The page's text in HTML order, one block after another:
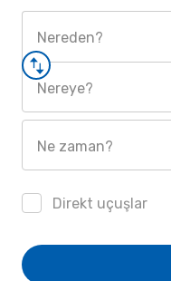
Nereden?
Nereye?
Ne zaman?
Direkt uçuşlar